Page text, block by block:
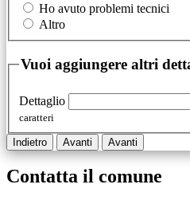
Ho avuto problemi tecnici
Altro
Vuoi aggiungere altri
Dettaglio
caratteri
Indietro Avanti Avanti
Contatta il comune